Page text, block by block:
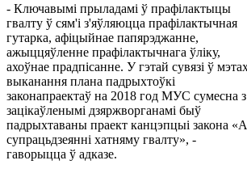
- Ключавымі прыладамі ў прафілактыцы
гвалту ў сям'і з'яўляюцца прафілактычная
гутарка, афіцыйнае папярэджанне,
ажыццяўленне прафілактычнага ўліку,
ахоўнае прадпісанне. У гэтай сувязі ў
выканання плана падрыхтоўкі
законапраектаў на 2018 год МУС сумесна з
зацікаўленымі дзяржворганамі быў
падрыхтаваны праект канцэпцыі закона
супрацьдзеянні хатняму гвалту», -
гаворыцца ў адказе.